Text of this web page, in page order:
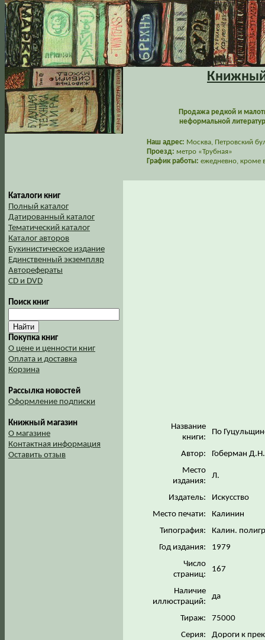
Книжный
Продажа редкой и
неформальной
Наш адрес: Москва, Петровский
Проезд: метро «Трубная»
График работы: ежедневно, кроме
Каталоги книг
Полный каталог
Датированный каталог
Тематический каталог
Каталог авторов
Букинистическое издание
Единственный экземпляр
Авторефераты
CD и DVD
Поиск книг
Покупка книг
О цене и ценности книг
Оплата и доставка
Корзина
Рассылка новостей
Оформление подписки
Книжный магазин
О магазине
Контактная информация
Оставить отзыв
Название
книги:
По
Автор:
Гоберман Д.Н.
Место
издания:
Л.
Издатель:
Искусство
Место печати:
Калинин
Типография:
Калин.
Год издания:
1979
Число
страниц:
167
Наличие
иллюстраций:
да
Тираж:
75000
Серия:
Дороги к